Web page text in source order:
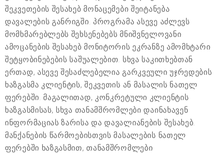
შეკვეთების შესახებ მონაცემები შეიტანება
დავალების განრიგში. პროგრამა ასევე აძლევს
მომხმარებლებს შეხსენებებს მნიშვნელოვანი
ამოცანების შესახებ მონიტორის ეკრანზე ამომხტარი
შეტყობინებების საშუალებით. სხვა საკითხებთან
ერთად, ასევე შესაძლებელია გარკვეული უჯრედების
ხაზგასმა კლიენტის, შეკვეთის ან მასალის ნათელ
ფერებში. მაგალითად, კონკრეტული კლიენტის
ხაზგასმისას, სხვა თანამშრომლები დაინახავენ
ინფორმაციას ზარისა და დავალიანების შესახებ.
მანქანების წარმოებისთვის მასალების ნათელ
ფერებში ხაზგასმით, თანამშრომლები